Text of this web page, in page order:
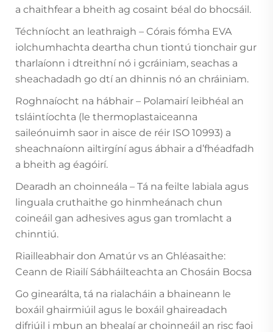
a chaithfear a bheith ag cosaint béal do bhocsáil.
Téchníocht an leathraigh – Córais fómha EVA
iolchumhachta deartha chun tiontú tionchair gur
tharlaíonn i dtreithní nó i gcráiniam, seachas a
sheachadadh go dtí an dhinnis nó an chráiniam.
Roghnaíocht na hábhair – Polamairí leibhéal an
tsláintíochta (le thermoplastaiceanna
saileónuimh saor in aisce de réir ISO 10993) a
sheachnaíonn ailtirgíní agus ábhair a d’fhéadfadh
a bheith ag éagóirí.
Dearadh an choinneála – Tá na feilte labiala agus
linguala cruthaithe go hinmheánach chun
coineáil gan adhesives agus gan tromlacht a
chinntiú.
Riailleabhair don Amatúr vs an Ghléasaithe:
Ceann de Riailí Sábháilteachta an Chosáin Bocsa
Go ginearálta, tá na rialacháin a bhaineann le
boxáil ghairmiúil agus le boxáil ghaireadach
difriúil i mbun an bhealaí ar choinneáil an risc faoi